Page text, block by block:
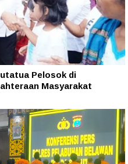
Pelosok di
Masyarakat